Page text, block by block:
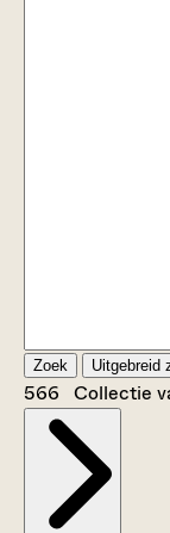
Zoek Uitgebreid
566 Collectie